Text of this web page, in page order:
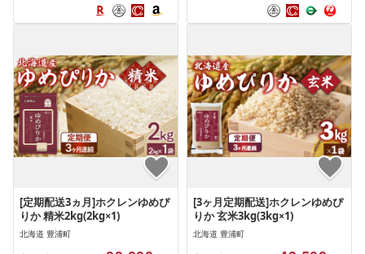
[定期配送3ヵ月]ホクレンゆめぴ
りか 精米2kg(2kg×1)
北海道 豊浦町
[3ヶ月定期配送]ホクレンゆめぴ
りか 玄米3kg(3kg×1)
北海道 豊浦町